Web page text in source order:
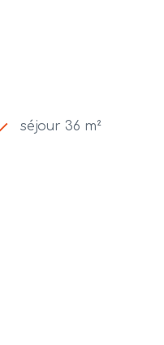
séjour 36 m²